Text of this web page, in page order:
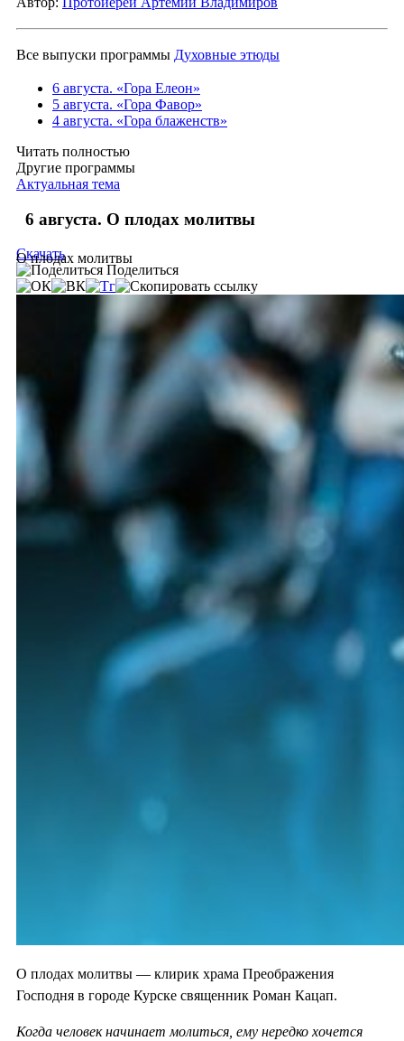
Все выпуски программы Духовные этюды
6 августа. «Гора Елеон»
5 августа. «Гора Фавор»
4 августа. «Гора блаженств»
Читать полностью
Другие программы
Актуальная тема
6 августа. О плодах молитвы
О плодах молитвы
Скачать
Поделиться
О плодах молитвы — клирик храма Преображения
Господня в городе Курске священник Роман Кацап.
Когда человек начинает молиться, ему нередко хочется